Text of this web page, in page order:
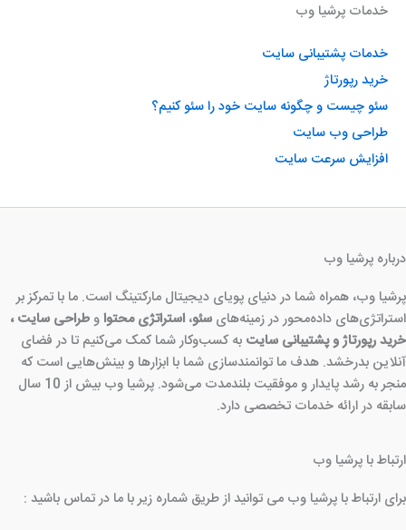
خدمات پرشیا وب
خدمات پشتیبانی سایت
خرید رپورتاژ
سئو چیست و چگونه سایت خود را سئو کنیم؟
طراحی وب سایت
افزایش سرعت سایت
درباره پرشیا وب
پرشیا وب، همراه شما در دنیای پویای دیجیتال مارکتینگ است. ما با تمرکز بر
استراتژی‌های داده‌محور در زمینه‌های سئو، استراتژی محتواوطراحی سایت ،
خرید رپورتاژ و پشتیبانی سایت به کسب‌وکار شما کمک می‌کنیم تا در فضای
آنلاین بدرخشد. هدف ما توانمندسازی شما با ابزارها و بینش‌هایی است که
منجر به رشد پایدار و موفقیت بلندمدت می‌شود. پرشیا وب بیش از 10 سال
سابقه در ارائه خدمات تخصصی دارد.
ارتباط با پرشیا وب
برای ارتباط با پرشیا وب می توانید از طریق شماره زیر با ما در تماس باشید :